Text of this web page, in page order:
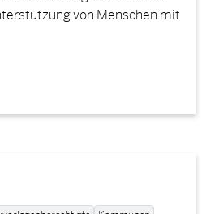
von Menschen mit